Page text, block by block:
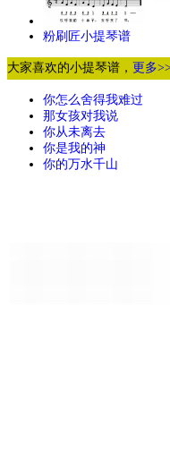
粉刷匠小提琴谱
大家喜欢的小提琴谱， 更多>>
你怎么舍得我难过
那女孩对我说
你从未离去
你是我的神
你的万水千山